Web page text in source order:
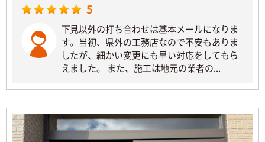
5
下見以外の打ち合わせは基本メールになりま
す。当初、県外の工務店なので不安もありま
したが、細かい変更にも早い対応をしてもら
えました。 また、施工は地元の業者の...